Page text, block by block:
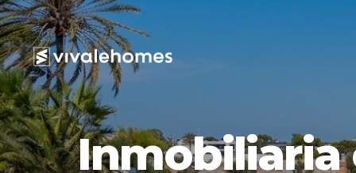
Inmobiliaria